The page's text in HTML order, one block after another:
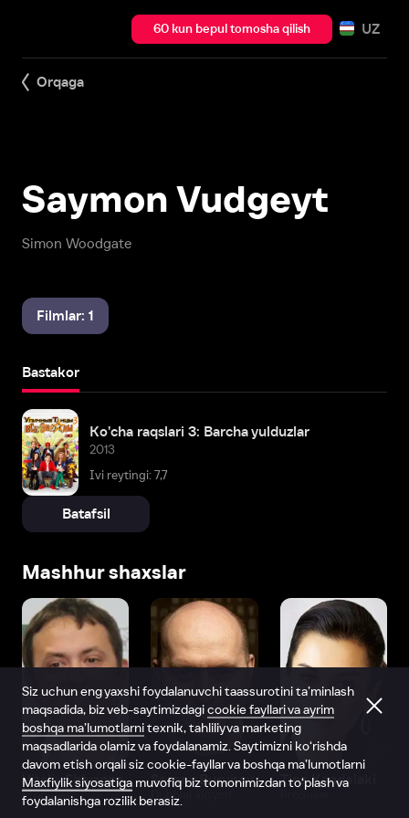
60 kun bepul tomosha qilish UZ
Orqaga
Simon Woodgate
Saymon Vudgeyt
Filmlar: 1
Bastakor
Ko'cha raqslari 3: Barcha yulduzlar
2013
Ivi reytingi: 7,7
Batafsil
Mashhur shaxslar
Vitaliy Shlyappo
Produser
Sergey Burunov
Dublyaj aktyori
Tina Kandelaki
Siz uchun eng yaxshi foydalanuvchi taassurotini ta’minlash
maqsadida, biz veb-saytimizdagicookie fayllari va ayrim
boshqa ma’lumotlarnitexnik, tahliliy va marketing
maqsadlarida olamiz va foydalanamiz. Saytimizni ko‘rishda
davom etish orqali siz cookie-fayllar va boshqa ma’lumotlarni
Maxfiylik siyosatiga muvofiq biz tomonimizdan to‘plash va
foydalanishga rozilik berasiz.